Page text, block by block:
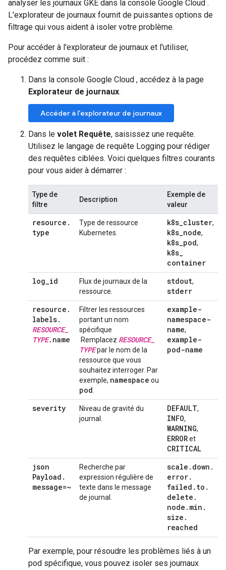
analyser les journaux GKE dans la console Google Cloud .
L'explorateur de journaux fournit de puissantes options de
filtrage qui vous aident à isoler votre problème.
Pour accéder à l'explorateur de journaux et l'utiliser,
procédez comme suit :
Dans la console Google Cloud , accédez à la page
Explorateur de journaux.
Accéder à l'explorateur de journaux
Dans le volet Requête, saisissez une requête.
Utilisez le langage de requête Logging pour rédiger
des requêtes ciblées. Voici quelques filtres courants
pour vous aider à démarrer :
Type de
filtre
Description
Exemple de
valeur
resource .
type
Type de ressource
Kubernetes.
k8s_cluster,
k8s_node,
k8s_pod,
k8s_
container
log_id
Flux de journaux de la
ressource.
stdout,
stderr
resource .
labels.
RESOURCE_
TYPE. name
Filtrer les ressources
portant un nom
spécifique
Remplacez RESOURCE_
TYPEpar le nom de la
ressource que vous
souhaitez interroger. Par
exemple, namespace ou
pod
example-
namespace-
name,
example-
pod-name
severity
Niveau de gravité du
journal.
DEFAULT,
INFO,
WARNING,
ERRORet
CRITICAL
json
Payload .
message=~
Recherche par
expression régulière de
texte dans le message
de journal.
scale . down .
error.
failed . to .
delete .
node . min .
size .
reached
Par exemple, pour résoudre les problèmes liés à un
pod spécifique, vous pouvez isoler ses journaux